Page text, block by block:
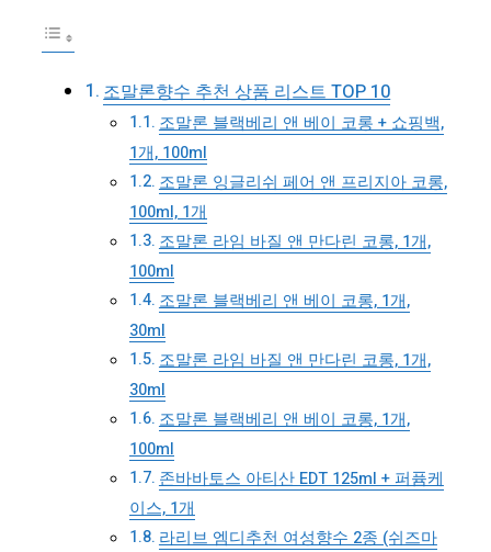
조말론향수 추천 상품 리스트 TOP 10
조말론 블랙베리 앤 베이 코롱 + 쇼핑백,
1개, 100ml
조말론 잉글리쉬 페어 앤 프리지아 코롱,
100ml, 1개
조말론 라임 바질 앤 만다린 코롱, 1개,
100ml
조말론 블랙베리 앤 베이 코롱, 1개,
30ml
조말론 라임 바질 앤 만다린 코롱, 1개,
30ml
조말론 블랙베리 앤 베이 코롱, 1개,
100ml
존바바토스 아티산 EDT 125ml + 퍼퓸케
이스, 1개
라리브 엠디추천 여성향수 2종 (쉬즈마